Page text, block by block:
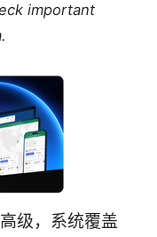
important
级，系统覆盖